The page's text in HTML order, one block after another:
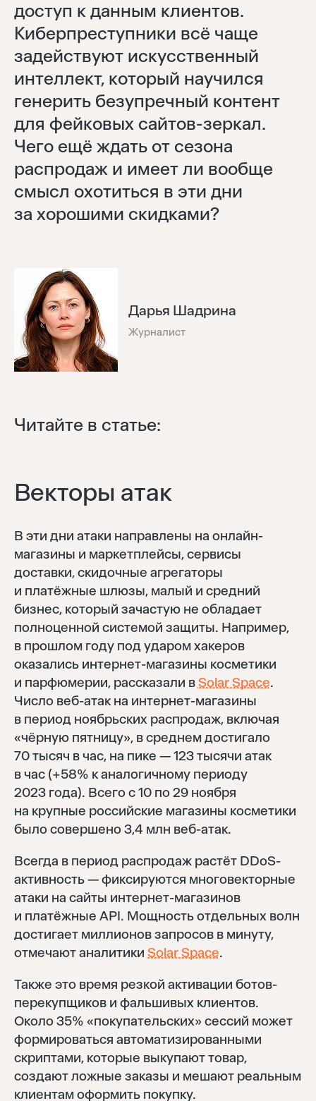
доступ к данным клиентов.
Киберпреступники всё чаще
задействуют искусственный
интеллект, который научился
генерить безупречный контент
для фейковых сайтов-зеркал.
Чего ещё ждать от сезона
распродаж и имеет ли вообще
смысл охотиться в эти дни
за хорошими скидками?
Дарья Шадрина
Журналист
Читайте в статье:
Векторы атак
В эти дни атаки направлены на онлайн-
магазины и маркетплейсы, сервисы
доставки, скидочные агрегаторы
и платёжные шлюзы, малый и средний
бизнес, который зачастую не обладает
полноценной системой защиты. Например,
в прошлом году под ударом хакеров
оказались интернет-магазины косметики
и парфюмерии, рассказали вSolar Space.
Число веб-атак на интернет-магазины
в период ноябрьских распродаж, включая
«чёрную пятницу», в среднем достигало
70 тысяч в час, на пике — 123 тысячи атак
в час (+58% к аналогичному периоду
2023 года). Всего с 10 по 29 ноября
на крупные российские магазины косметики
было совершено 3,4 млн веб-атак.
Всегда в период распродаж растёт DDoS-
активность — фиксируются многовекторные
атаки на сайты интернет-магазинов
и платёжные API. Мощность отдельных волн
достигает миллионов запросов в минуту,
отмечают аналитики Solar Space.
Также это время резкой активации ботов-
перекупщиков и фальшивых клиентов.
Около 35% «покупательских» сессий может
формироваться автоматизированными
скриптами, которые выкупают товар,
создают ложные заказы и мешают реальным
клиентам оформить покупку.